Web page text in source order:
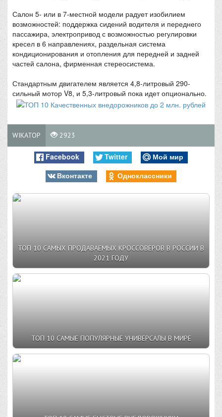
Салон 5- или в 7-местной модели радует изобилием
возможностей: поддержка сидений водителя и переднего
пассажира, электропривод с возможностью регулировки
кресел в 6 направлениях, раздельная система
кондиционирования и отопления для передней и задней
частей салона, фирменная стереосистема.
Стандартным двигателем является 4,8-литровый 290-
сильный мотор V8, и 5,3-литровый пока идет опционально.
WIKATOP 2923
Facebook Twitter
Мой мир
Вконтакте
Одноклассники
ТОП 10 САМЫХ ПРОДАВАЕМЫХ КРОССОВЕРОВ В РОССИИ В
2021 ГОДУ
ТОП 10 САМЫЕ ПОПУЛЯРНЫЕ УНИВЕРСАЛЫ В МИРЕ